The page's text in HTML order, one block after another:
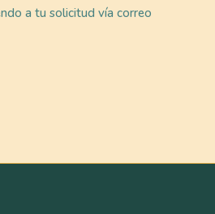
a tu solicitud vía correo